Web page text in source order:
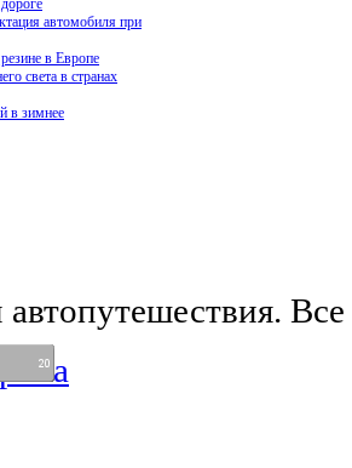
автомобиля при
в Европе
света в странах
в зимнее